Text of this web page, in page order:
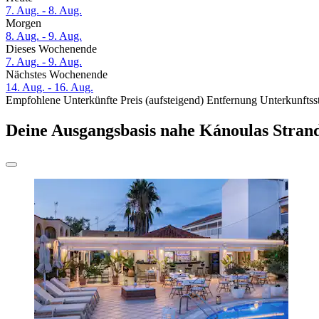
7. Aug. - 8. Aug.
Morgen
8. Aug. - 9. Aug.
Dieses Wochenende
7. Aug. - 9. Aug.
Nächstes Wochenende
14. Aug. - 16. Aug.
Empfohlene Unterkünfte Preis (aufsteigend) Entfernung
Deine Ausgangsbasis nahe Kánoulas